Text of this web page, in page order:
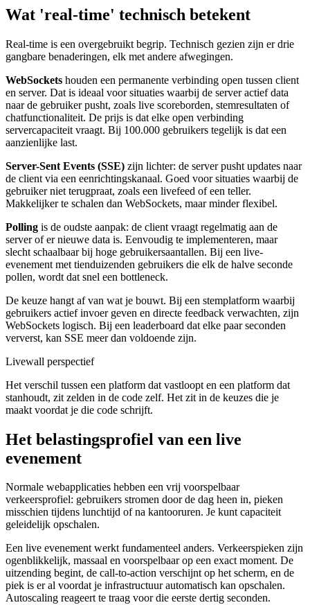
Wat 'real-time' technisch betekent
Real-time is een overgebruikt begrip. Technisch gezien zijn er drie
gangbare benaderingen, elk met andere afwegingen.
WebSockets houden een permanente verbinding open tussen client
en server. Dat is ideaal voor situaties waarbij de server actief data
naar de gebruiker pusht, zoals live scoreborden, stemresultaten of
chatfunctionaliteit. De prijs is dat elke open verbinding
servercapaciteit vraagt. Bij 100.000 gebruikers tegelijk is dat een
aanzienlijke last.
Server-Sent Events (SSE) zijn lichter: de server pusht updates naar
de client via een eenrichtingskanaal. Goed voor situaties waarbij de
gebruiker niet terugpraat, zoals een livefeed of een teller.
Makkelijker te schalen dan WebSockets, maar minder flexibel.
Polling is de oudste aanpak: de client vraagt regelmatig aan de
server of er nieuwe data is. Eenvoudig te implementeren, maar
slecht schaalbaar bij hoge gebruikersaantallen. Bij een live-
evenement met tienduizenden gebruikers die elk de halve seconde
pollen, wordt dat snel een bottleneck.
De keuze hangt af van wat je bouwt. Bij een stemplatform waarbij
gebruikers actief invoer geven en directe feedback verwachten, zijn
WebSockets logisch. Bij een leaderboard dat elke paar seconden
ververst, kan SSE meer dan voldoende zijn.
Livewall perspectief
Het verschil tussen een platform dat vastloopt en een platform dat
stanhoudt, zit zelden in de code zelf. Het zit in de keuzes die je
maakt voordat je die code schrijft.
Het belastingsprofiel van een live
evenement
Normale webapplicaties hebben een vrij voorspelbaar
verkeersprofiel: gebruikers stromen door de dag heen in, pieken
misschien tijdens lunchtijd of na kantooruren. Je kunt capaciteit
geleidelijk opschalen.
Een live evenement werkt fundamenteel anders. Verkeerspieken zijn
ogenblikkelijk, massaal en voorspelbaar op een exact moment. De
uitzending begint, de call-to-action verschijnt op het scherm, en de
piek is er al voordat je infrastructuur automatisch kan opschalen.
Autoscaling reageert te traag voor die eerste dertig seconden.